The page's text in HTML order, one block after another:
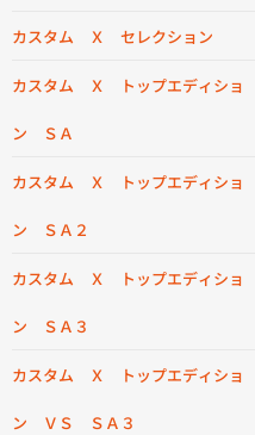
カスタム Ｘ セレクション
カスタム Ｘ トップエディショ
ン ＳＡ
カスタム Ｘ トップエディショ
ン ＳＡ２
カスタム Ｘ トップエディショ
ン ＳＡ３
カスタム Ｘ トップエディショ
ン ＶＳ ＳＡ３